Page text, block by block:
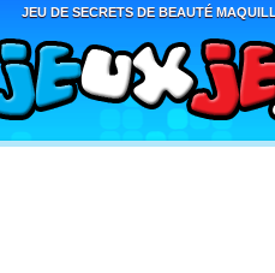
JEU DE SECRETS DE BEAUTÉ